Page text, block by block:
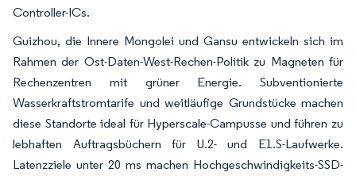
Controller-ICs.
Guizhou, die Innere Mongolei und Gansu entwickeln sich im
Rahmen der Ost-Daten-West-Rechen-Politik zu Magneten für
Rechenzentren mit grüner Energie. Subventionierte
Wasserkraftstromtarife und weitläufige Grundstücke machen
diese Standorte ideal für Hyperscale-Campusse und führen zu
lebhaften Auftragsbüchern für U.2- und E1.S-Laufwerke.
Latenzziele unter 20 ms machen Hochgeschwindigkeits-SSD-